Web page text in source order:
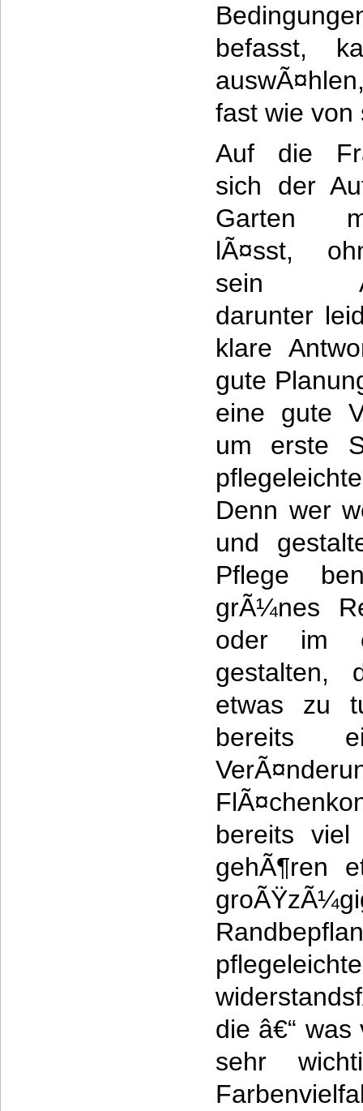
befasst,
fast wie von
Auf die
sich der
Garten
lÃ¤sst,
sein
darunter
klare
gute
eine gute
um erste
Denn wer
und
Pflege
grÃ¼nes
oder im
gestalten,
etwas zu
bereits
bereits viel
gehÃ¶ren
die â€“
sehr